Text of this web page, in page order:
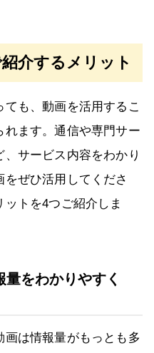
介するメリット
も、動画を活用するこ
れます。通信や専門サー
サービス内容をわかり
ぜひ活用してくださ
トを4つご紹介しま
をわかりやすく
画は情報量がもっとも多